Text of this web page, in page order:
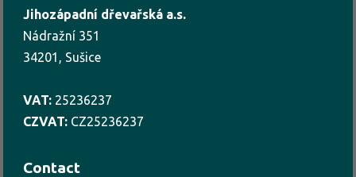
Jihozápadní dřevařská a.s.
Nádražní 351
34201, Sušice
VAT: 25236237
CZVAT: CZ25236237
Contact